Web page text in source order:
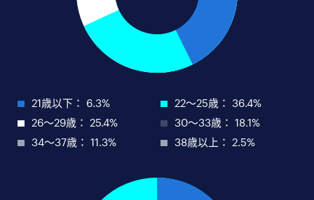
21歳以下： 6.3%
22〜25歳： 36.4%
26〜29歳： 25.4%
30〜33歳： 18.1%
34〜37歳： 11.3%
38歳以上： 2.5%